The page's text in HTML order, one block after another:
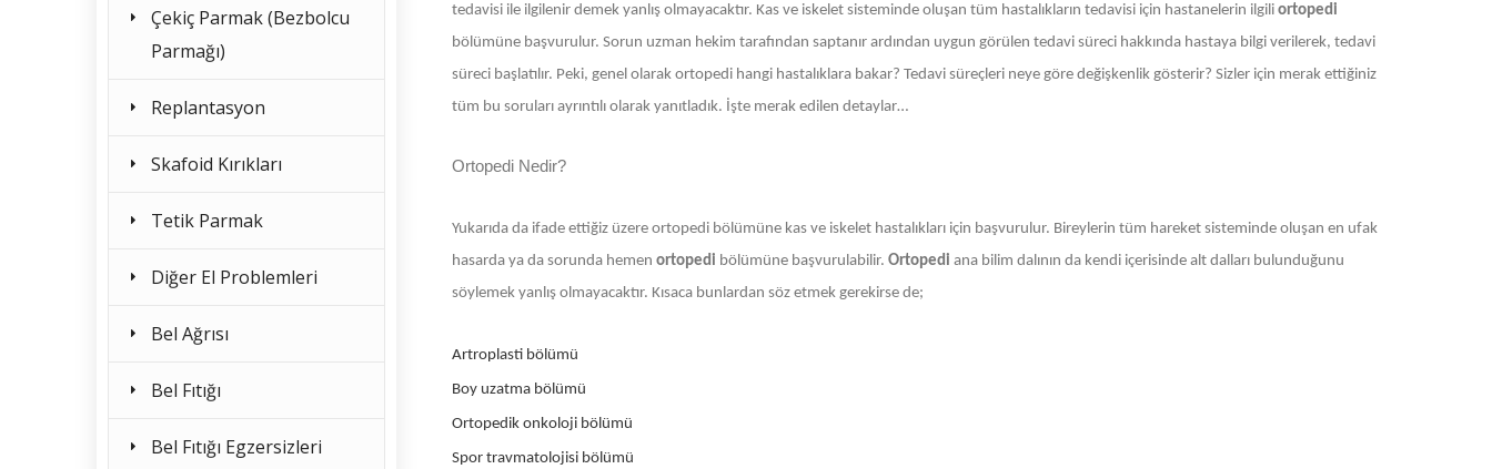
tedavisi ile ilgilenir demek yanlış olmayacaktır. Kas ve iskelet sisteminde oluşan tüm hastalıkların tedavisi için hastanelerin ilgili ortopedi
bölümüne başvurulur. Sorun uzman hekim tarafından saptanır ardından uygun görülen tedavi süreci hakkında hastaya bilgi verilerek, tedavi
süreci başlatılır. Peki, genel olarak ortopedi hangi hastalıklara bakar? Tedavi süreçleri neye göre değişkenlik gösterir? Sizler için merak ettiğiniz
tüm bu soruları ayrıntılı olarak yanıtladık. İşte merak edilen detaylar…
Ortopedi Nedir?
Yukarıda da ifade ettiğiz üzere ortopedi bölümüne kas ve iskelet hastalıkları için başvurulur. Bireylerin tüm hareket sisteminde oluşan en ufak
hasarda ya da sorunda hemen ortopedi bölümüne başvurulabilir. Ortopedi ana bilim dalının da kendi içerisinde alt dalları bulunduğunu
söylemek yanlış olmayacaktır. Kısaca bunlardan söz etmek gerekirse de;
Artroplasti bölümü
Boy uzatma bölümü
Ortopedik onkoloji bölümü
Spor travmatolojisi bölümü
Çekiç Parmak (Bezbolcu
Parmağı)
Replantasyon
Skafoid Kırıkları
Tetik Parmak
Diğer El Problemleri
Bel Ağrısı
Bel Fıtığı
Bel Fıtığı Egzersizleri